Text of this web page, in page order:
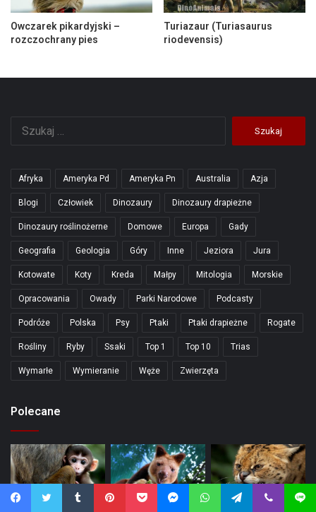
Owczarek pikardyjski –
rozczochrany pies
Turiazaur (Turiasaurus
riodevensis)
Afryka Ameryka Pd Ameryka Pn Australia Azja
Blogi Człowiek Dinozaury Dinozaury drapieżne
Dinozaury roślinożerne Domowe Europa Gady
Geografia Geologia Góry Inne Jeziora Jura
Kotowate Koty Kreda Małpy Mitologia Morskie
Opracowania Owady Parki Narodowe Podcasty
Podróże Polska Psy Ptaki Ptaki drapieżne Rogate
Rośliny Ryby Ssaki Top 1 Top 10 Trias
Wymarłe Wymieranie Węże Zwierzęta
Polecane